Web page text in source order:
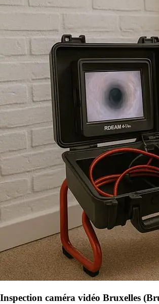
Inspection caméra vidéo Bruxelles